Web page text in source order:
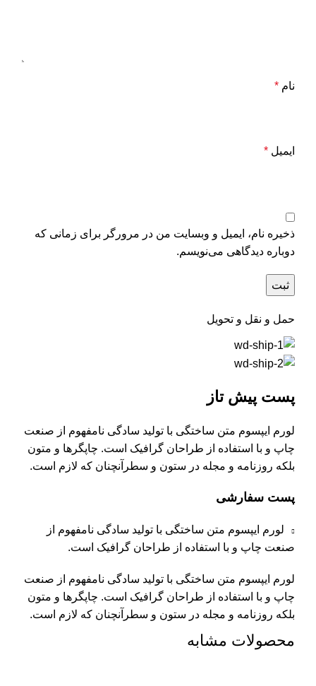
نام *
ایمیل *
ذخیره نام، ایمیل و وبسایت من در مرورگر برای زمانی که
دوباره دیدگاهی می‌نویسم.
حمل و نقل و تحویل
پست پیش تاز
لورم ایپسوم متن ساختگی با تولید سادگی نامفهوم از صنعت
چاپ و با استفاده از طراحان گرافیک است. چاپگرها و متون
بلکه روزنامه و مجله در ستون و سطرآنچنان که لازم است.
پست سفارشی
لورم ایپسوم متن ساختگی با تولید سادگی نامفهوم از
صنعت چاپ و با استفاده از طراحان گرافیک است.
لورم ایپسوم متن ساختگی با تولید سادگی نامفهوم از صنعت
چاپ و با استفاده از طراحان گرافیک است. چاپگرها و متون
بلکه روزنامه و مجله در ستون و سطرآنچنان که لازم است.
محصولات مشابه